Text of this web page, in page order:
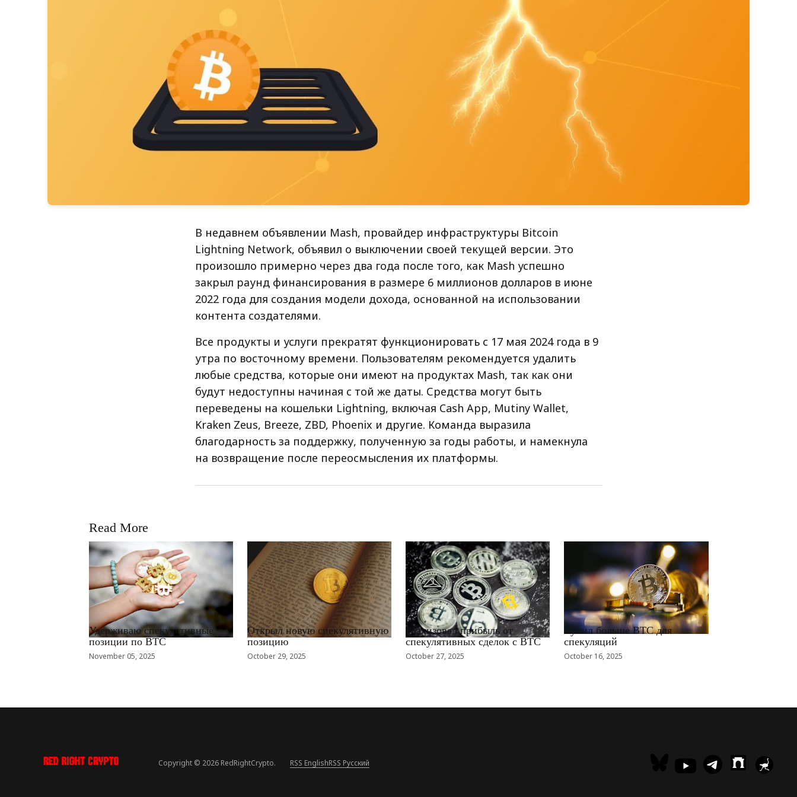
В недавнем объявлении Mash, провайдер инфраструктуры Bitcoin
Lightning Network, объявил о выключении своей текущей версии. Это
произошло примерно через два года после того, как Mash успешно
закрыл раунд финансирования в размере 6 миллионов долларов в июне
2022 года для создания модели дохода, основанной на использовании
контента создателями.
Все продукты и услуги прекратят функционировать с 17 мая 2024 года в 9
утра по восточному времени. Пользователям рекомендуется удалить
любые средства, которые они имеют на продуктах Mash, так как они
будут недоступны начиная с той же даты. Средства могут быть
переведены на кошельки Lightning, включая Cash App, Mutiny Wallet,
Kraken Zeus, Breeze, ZBD, Phoenix и другие. Команда выразила
благодарность за поддержку, полученную за годы работы, и намекнула
на возвращение после переосмысления их платформы.
Read More
RRCNEWS_RU
Удерживаю спекулятивные
позиции по BTC
November 05, 2025
RRCNEWS_RU
Открыл новую спекулятивную
позицию
October 29, 2025
RRCNEWS_RU
Реализовал прибыль от
спекулятивных сделок с BTC
October 27, 2025
RRCNEWS_RU
Купил больше BTC для
спекуляций
October 16, 2025
Copyright © 2026 RedRightCrypto. RSS EnglishRSS Русский